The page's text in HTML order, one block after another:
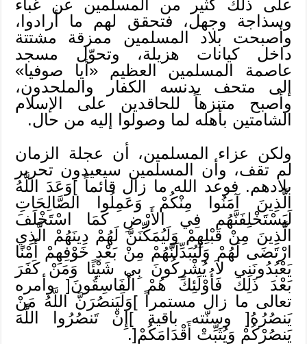
على ذلك كثير من المسلمين عن غباء
وسذاجة وجهل، فتحقق لهم ما أرادوا،
وأصبحت بلاد المسلمين ممزقة مشتتة
داخل كيانات هزيلة، وتحوّل مسجد
عاصمة المسلمين العظيم «أيا صوفيا»
إلى متحف يدنسه الكفار والملحدون،
وأصبح متنزهاً للحاقدين على الإسلام
الشامتين بأهله لما وصولوا إليه من حال.
ولكن عزاء المسلمين، أن عجلة الزمان
لم تقف، وأن المسلمين سيعيدون تحرير
بلادهم. فوعد الله ما زال قائماً ]وَعَدَ اللَّهُ
الَّذِينَ آمَنُوا مِنْكُمْ وَعَمِلُوا الصَّالِحَاتِ
لَيَسْتَخْلِفَنَّهُم فِي الأَرْضِ كَمَا اسْتَخْلَفَ
الَّذِينَ مِنْ قَبْلِهِمْ وَلَيُمَكِّنَنَّ لَهُمْ دِينَهُمْ الَّذِي
ارْتَضَى لَهُمْ وَلَيُبَدِّلَنَّهُمْ مِنْ بَعْدِ خَوْفِهِمْ أَمْنًا
يَعْبُدُونَنِي لاَ يُشْرِكُونَ بِي شَيْئًا وَمَنْ كَفَرَ
بَعْدَ ذَلِكَ فَأُوْلَئِكَ هُمْ الْفَاسِقُونَ[ وأمره
تعالى ما زال مستمراً ]وَلَيَنصُرَنَّ اللَّهُ مَنْ
يَنصُرُهُ[ وسنّته باقية ]إِنْ تَنصُرُوا اللَّهَ
يَنصُرْكُمْ وَيُثَبِّتْ أَقْدَامَكُمْ[.